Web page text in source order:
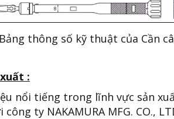
Bảng thông số kỹ thuật của Cần
:
nổi tiếng trong lĩnh vực sản
ty NAKAMURA MFG. CO.,